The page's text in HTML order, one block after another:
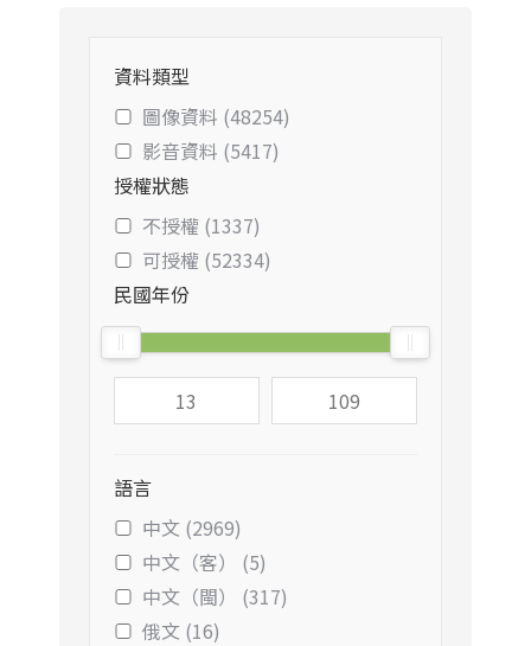
資料類型
圖像資料 (48254)
影音資料 (5417)
授權狀態
不授權 (1337)
可授權 (52334)
民國年份
語言
中文 (2969)
中文（客） (5)
中文（閩） (317)
俄文 (16)